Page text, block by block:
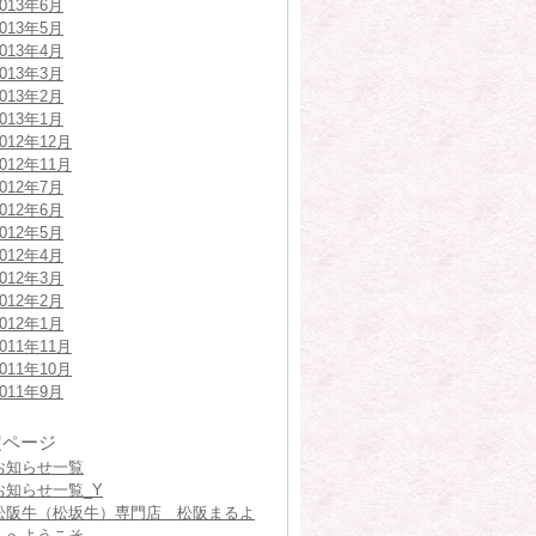
年6月
年5月
年4月
年3月
年2月
年1月
年12月
年11月
年7月
年6月
年5月
年4月
年3月
年2月
年1月
年11月
年10月
年9月
ージ
知らせ一覧
知らせ一覧_Y
阪牛（松坂牛）専門店 松阪まるよ